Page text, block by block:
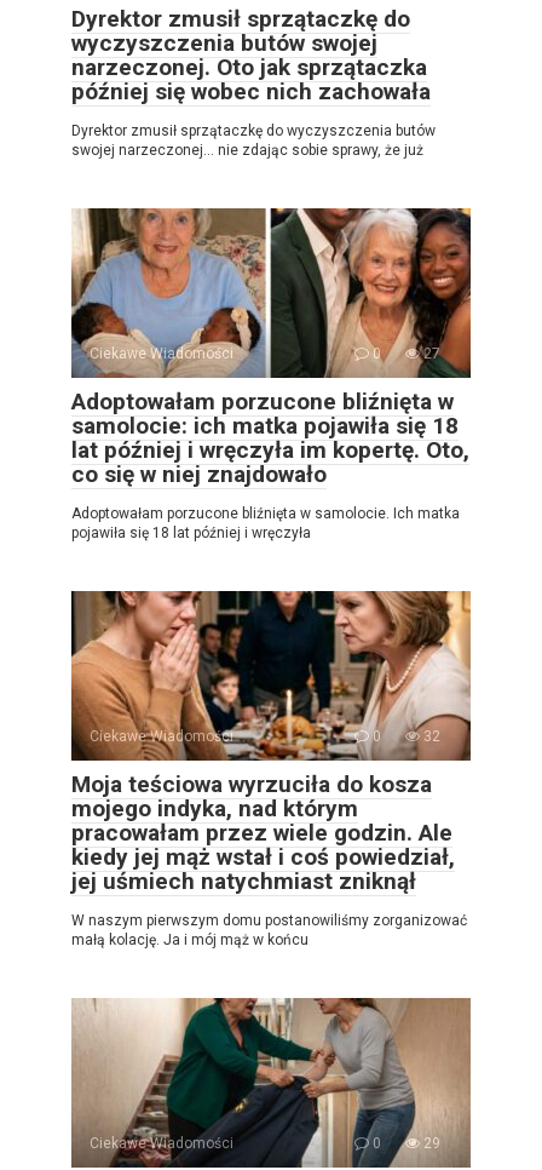
Dyrektor zmusił sprzątaczkę do
wyczyszczenia butów swojej
narzeczonej. Oto jak sprzątaczka
później się wobec nich zachowała
Dyrektor zmusił sprzątaczkę do wyczyszczenia butów
swojej narzeczonej… nie zdając sobie sprawy, że już
Ciekawe Wiadomości 0 27
Adoptowałam porzucone bliźnięta w
samolocie: ich matka pojawiła się 18
lat później i wręczyła im kopertę. Oto,
co się w niej znajdowało
Adoptowałam porzucone bliźnięta w samolocie. Ich matka
pojawiła się 18 lat później i wręczyła
Ciekawe Wiadomości 0 32
Moja teściowa wyrzuciła do kosza
mojego indyka, nad którym
pracowałam przez wiele godzin. Ale
kiedy jej mąż wstał i coś powiedział,
jej uśmiech natychmiast zniknął
W naszym pierwszym domu postanowiliśmy zorganizować
małą kolację. Ja i mój mąż w końcu
Ciekawe Wiadomości 0 29